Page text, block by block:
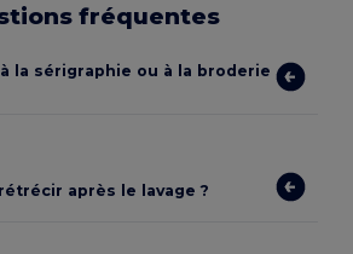
fréquentes
la sérigraphie ou à la broderie
après le lavage ?